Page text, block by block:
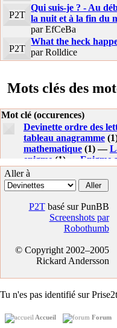
P2T
Qui suis-je ? - Au
la nuit et à la fin du
par EfCeBa
P2T
What the heck
par Rolldice
Mots clés des
Mot clé (occurences)
Devinette ordre des
tableau anagramme
mathematique(1) —
enigme (1) — Enigme
Ordre des enigmes
Aller à
P2Tbasé sur PunBB
Screenshots par
Robothumb
© Copyright 2002–2005
Rickard Andersson
Tu n'es pas identifié sur
Accueil Forum